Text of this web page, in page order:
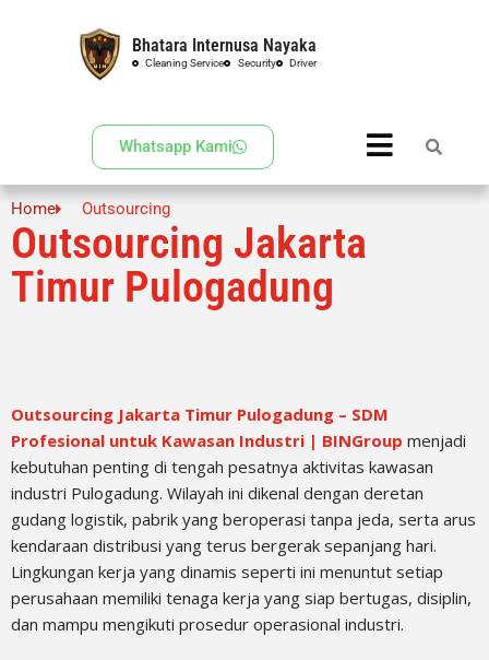
Bhatara Internusa Nayaka
Cleaning Service Security Driver
Whatsapp Kami
Home Outsourcing
Outsourcing Jakarta
Timur Pulogadung
Outsourcing Jakarta Timur Pulogadung – SDM
Profesional untuk Kawasan Industri | BINGroup menjadi
kebutuhan penting di tengah pesatnya aktivitas kawasan
industri Pulogadung. Wilayah ini dikenal dengan deretan
gudang logistik, pabrik yang beroperasi tanpa jeda, serta arus
kendaraan distribusi yang terus bergerak sepanjang hari.
Lingkungan kerja yang dinamis seperti ini menuntut setiap
perusahaan memiliki tenaga kerja yang siap bertugas, disiplin,
dan mampu mengikuti prosedur operasional industri.